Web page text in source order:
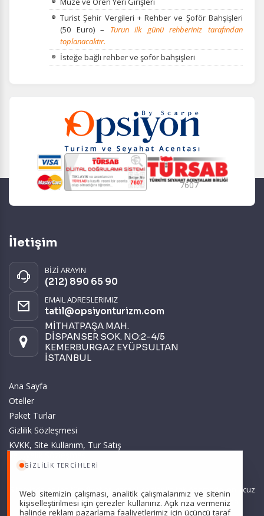
GIZLILIK TERCIHLERI
Web sitemizin çalışması, analitik çalışmalarımız ve sitenin
kişiselleştirilmesi için çerezler kullanırız. Açık rıza vermeniz
halinde reklam pazarlama faaliyetlerimiz için üçüncü taraf
Turist Şehir Vergileri + Rehber ve Şoför Bahşişleri
(50 Euro) – Turun ilk günü rehberiniz tarafından
toplanacaktır.
İsteğe bağlı rehber ve şoför bahşişleri
7607
İletişim
BİZİ ARAYIN
(212) 890 65 90
EMAIL ADRESLERIMIZ
tatil@opsiyonturizm.com
MİTHATPAŞA MAH.
DİSPANSER SOK. NO:2-4/5
KEMERBURGAZ EYÜPSULTAN
İSTANBUL
Ana Sayfa
Oteller
Paket Turlar
Gizlilik Sözleşmesi
KVKK, Site Kullanım, Tur Satış
ve Üyelik Sözleşmesi
Sitemizde anılan tüm fiyatlar, geçerli kartlar ile tek ödemede, en ucuz
başlangıç fiyatlardır ve yeterli kontenjan olması durumunda
geçerlidir.